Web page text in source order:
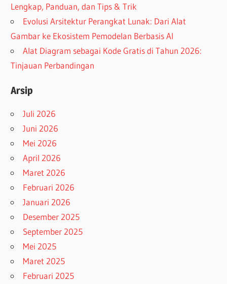
Lengkap, Panduan, dan Tips & Trik
Evolusi Arsitektur Perangkat Lunak: Dari Alat
Gambar ke Ekosistem Pemodelan Berbasis AI
Alat Diagram sebagai Kode Gratis di Tahun 2026:
Tinjauan Perbandingan
Arsip
Juli 2026
Juni 2026
Mei 2026
April 2026
Maret 2026
Februari 2026
Januari 2026
Desember 2025
September 2025
Mei 2025
Maret 2025
Februari 2025